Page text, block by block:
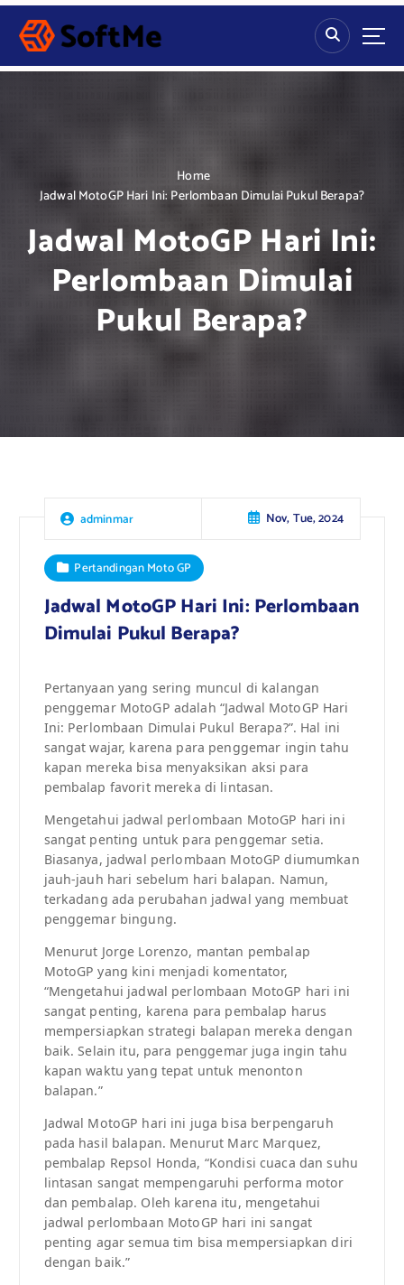
S
p
Home
Jadwal MotoGP Hari Ini: Perlombaan Dimulai Pukul Berapa?
Jadwal MotoGP Hari Ini:
Perlombaan Dimulai
Pukul Berapa?
adminmar Nov, Tue, 2024
Pertandingan Moto GP
Jadwal MotoGP Hari Ini: Perlombaan
Dimulai Pukul Berapa?
Pertanyaan yang sering muncul di kalangan
penggemar MotoGP adalah “Jadwal MotoGP Hari
Ini: Perlombaan Dimulai Pukul Berapa?”. Hal ini
sangat wajar, karena para penggemar ingin tahu
kapan mereka bisa menyaksikan aksi para
pembalap favorit mereka di lintasan.
Mengetahui jadwal perlombaan MotoGP hari ini
sangat penting untuk para penggemar setia.
Biasanya, jadwal perlombaan MotoGP diumumkan
jauh-jauh hari sebelum hari balapan. Namun,
terkadang ada perubahan jadwal yang membuat
penggemar bingung.
Menurut Jorge Lorenzo, mantan pembalap
MotoGP yang kini menjadi komentator,
“Mengetahui jadwal perlombaan MotoGP hari ini
sangat penting, karena para pembalap harus
mempersiapkan strategi balapan mereka dengan
baik. Selain itu, para penggemar juga ingin tahu
kapan waktu yang tepat untuk menonton
balapan.”
Jadwal MotoGP hari ini juga bisa berpengaruh
pada hasil balapan. Menurut Marc Marquez,
pembalap Repsol Honda, “Kondisi cuaca dan suhu
lintasan sangat mempengaruhi performa motor
dan pembalap. Oleh karena itu, mengetahui
jadwal perlombaan MotoGP hari ini sangat
penting agar semua tim bisa mempersiapkan diri
dengan baik.”